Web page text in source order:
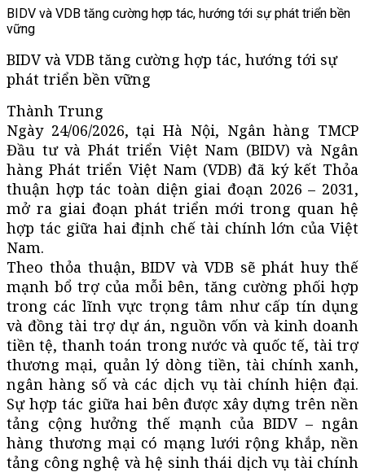
BIDV và VDB tăng cường hợp tác, hướng tới sự phát triển bền
vững
BIDV và VDB tăng cường hợp tác, hướng tới sự
phát triển bền vững
Thành Trung
Ngày 24/06/2026, tại Hà Nội, Ngân hàng TMCP
Đầu tư và Phát triển Việt Nam (BIDV) và Ngân
hàng Phát triển Việt Nam (VDB) đã ký kết Thỏa
thuận hợp tác toàn diện giai đoạn 2026 – 2031,
mở ra giai đoạn phát triển mới trong quan hệ
hợp tác giữa hai định chế tài chính lớn của Việt
Nam.
Theo thỏa thuận, BIDV và VDB sẽ phát huy thế
mạnh bổ trợ của mỗi bên, tăng cường phối hợp
trong các lĩnh vực trọng tâm như cấp tín dụng
và đồng tài trợ dự án, nguồn vốn và kinh doanh
tiền tệ, thanh toán trong nước và quốc tế, tài trợ
thương mại, quản lý dòng tiền, tài chính xanh,
ngân hàng số và các dịch vụ tài chính hiện đại.
Sự hợp tác giữa hai bên được xây dựng trên nền
tảng cộng hưởng thế mạnh của BIDV – ngân
hàng thương mại có mạng lưới rộng khắp, nền
tảng công nghệ và hệ sinh thái dịch vụ tài chính